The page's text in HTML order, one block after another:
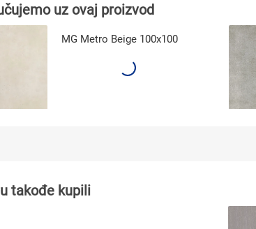
uz ovaj proizvod
MG Metro Beige 100x100
takođe kupili